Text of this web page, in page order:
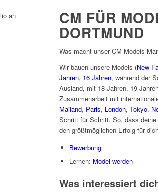
an
CM FÜR
DORTMUND
Was macht unser CM Models
Wir bauen unsere Models (New
Jahren, 16 Jahren, während der
Ausland, mit 18 Jahren, 19
Zusammenarbeit mit
Mailand, Paris, London,Tokyo,
Schritt für Schritt. So, dass
den größtmöglichen Erfolg für
Bewerbung
Lernen: Model werden
Was interessiert